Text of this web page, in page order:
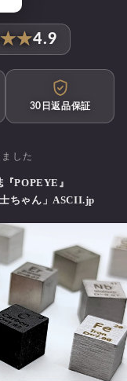
4.9
30日返品保証
した
『POPEYE』
ちゃん」ASCII.jp